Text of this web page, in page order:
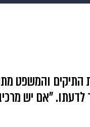
והמשפט
לדעתו. "אם יש